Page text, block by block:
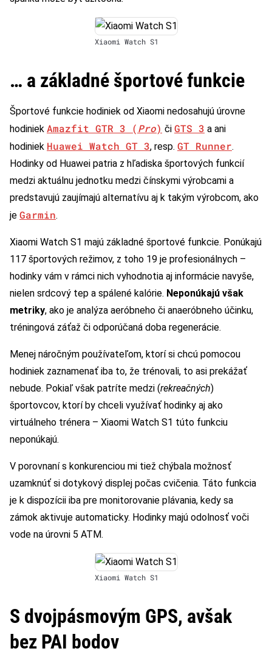
Xiaomi Watch S1
… a základné športové funkcie
Športové funkcie hodiniek od Xiaomi nedosahujú úrovne
hodiniek Amazfit GTR 3 (Pro) či GTS 3 a ani
hodiniek Huawei Watch GT 3, resp. GT Runner.
Hodinky od Huawei patria z hľadiska športových funkcií
medzi aktuálnu jednotku medzi čínskymi výrobcami a
predstavujú zaujímajú alternatívu aj k takým výrobcom, ako
je Garmin.
Xiaomi Watch S1 majú základné športové funkcie. Ponúkajú
117 športových režimov, z toho 19 je profesionálnych –
hodinky vám v rámci nich vyhodnotia aj informácie navyše,
nielen srdcový tep a spálené kalórie. Neponúkajú však
metriky, ako je analýza aeróbneho či anaeróbneho účinku,
tréningová záťaž či odporúčaná doba regenerácie.
Menej náročným používateľom, ktorí si chcú pomocou
hodiniek zaznamenať iba to, že trénovali, to asi prekážať
nebude. Pokiaľ však patríte medzi (rekreačných)
športovcov, ktorí by chceli využívať hodinky aj ako
virtuálneho trénera – Xiaomi Watch S1 túto funkciu
neponúkajú.
V porovnaní s konkurenciou mi tiež chýbala možnosť
uzamknúť si dotykový displej počas cvičenia. Táto funkcia
je k dispozícii iba pre monitorovanie plávania, kedy sa
zámok aktivuje automaticky. Hodinky majú odolnosť voči
vode na úrovni 5 ATM.
Xiaomi Watch S1
S dvojpásmovým GPS, avšak
bez PAI bodov